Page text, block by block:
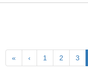
« ‹ 1 2 3